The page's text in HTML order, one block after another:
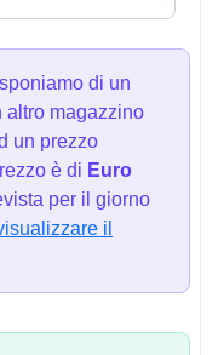
di un
altro magazzino
un prezzo
è di Euro
per il giorno
il